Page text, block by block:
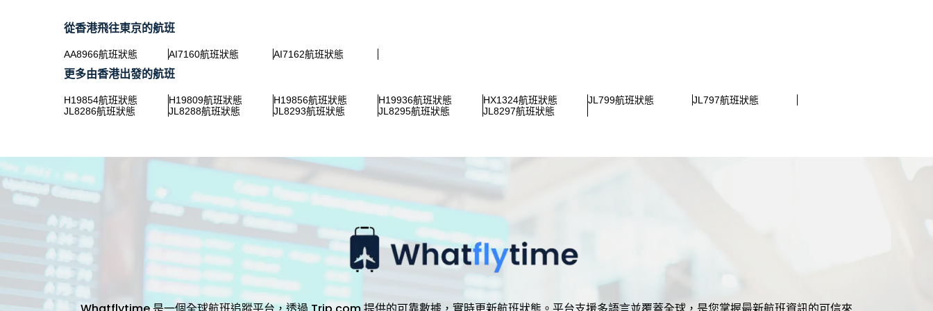
從香港飛往東京的航班
AA8966航班狀態 AI7160航班狀態 AI7162航班狀態
更多由香港出發的航班
H19854航班狀態 H19809航班狀態 H19856航班狀態 H19936航班狀態 HX1324航班狀態 JL799航班狀態
JL797航班狀態
JL8286航班狀態
JL8288航班狀態 JL8293航班狀態 JL8295航班狀態 JL8297航班狀態